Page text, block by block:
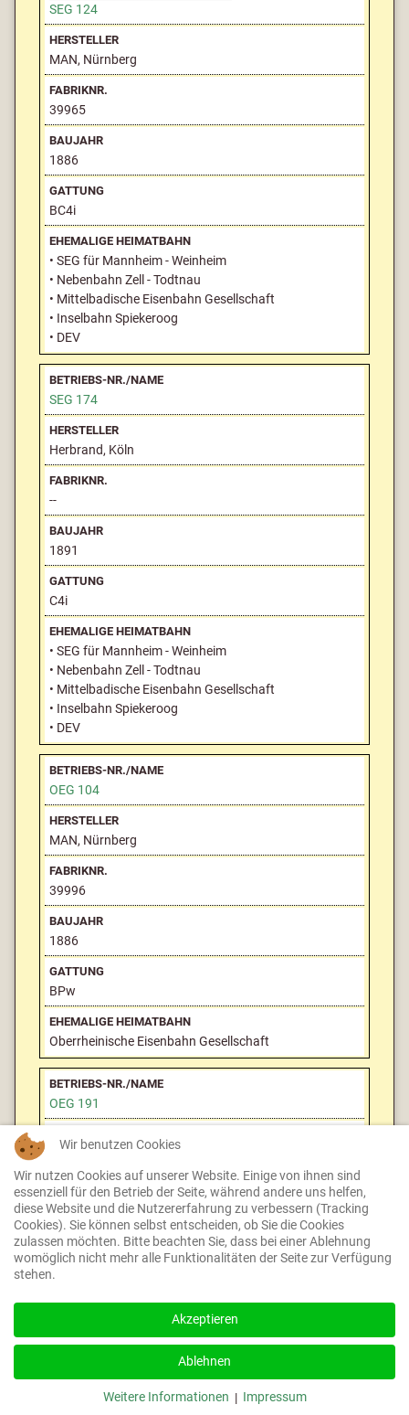
SEG 124
MAN, Nürnberg
39965
1886
BC4i
• SEG für Mannheim - Weinheim
• Nebenbahn Zell - Todtnau
• Mittelbadische Eisenbahn Gesellschaft
• Inselbahn Spiekeroog
• DEV
SEG 174
Herbrand, Köln
--
1891
C4i
• SEG für Mannheim - Weinheim
• Nebenbahn Zell - Todtnau
• Mittelbadische Eisenbahn Gesellschaft
• Inselbahn Spiekeroog
• DEV
OEG 104
MAN, Nürnberg
39996
1886
BPw
Oberrheinische Eisenbahn Gesellschaft
OEG 191
Waggonfabrik Ludwigshafen
--
1894
BPw
Oberrheinische Eisenbahn Gesellschaft
Wir benutzen Cookies
Wir nutzen Cookies auf unserer Website. Einige von ihnen sind
essenziell für den Betrieb der Seite, während andere uns helfen,
diese Website und die Nutzererfahrung zu verbessern (Tracking
Cookies). Sie können selbst entscheiden, ob Sie die Cookies
zulassen möchten. Bitte beachten Sie, dass bei einer Ablehnung
womöglich nicht mehr alle Funktionalitäten der Seite zur Verfügung
stehen.
Akzeptieren
Ablehnen
Weitere Informationen | Impressum